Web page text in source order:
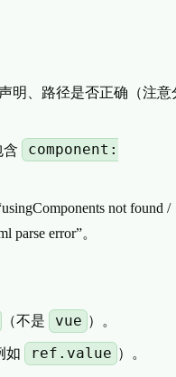
明、路径是否正确（注意
含
component:
not found /
parse error”。
（不是 vue ）。
如 ref.value ）。